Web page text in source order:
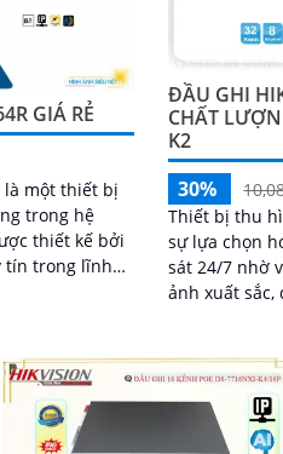
GIÁ RẺ
là một thiết bị
trong hệ
tín trong lĩnh
ĐẦU GHI
CHẤT
K2
30%
Thiết bị thu
sự lựa chọn
sát 24/7 nhờ
ảnh xuất sắc,